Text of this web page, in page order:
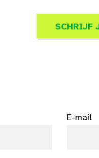
SCHRIJF
E-mail